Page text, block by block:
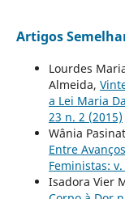
Artigos
Lourdes
Almeida,
a Lei Maria
23 n. 2 (2015)
Wânia
Entre
Feministas:
Isadora Vier